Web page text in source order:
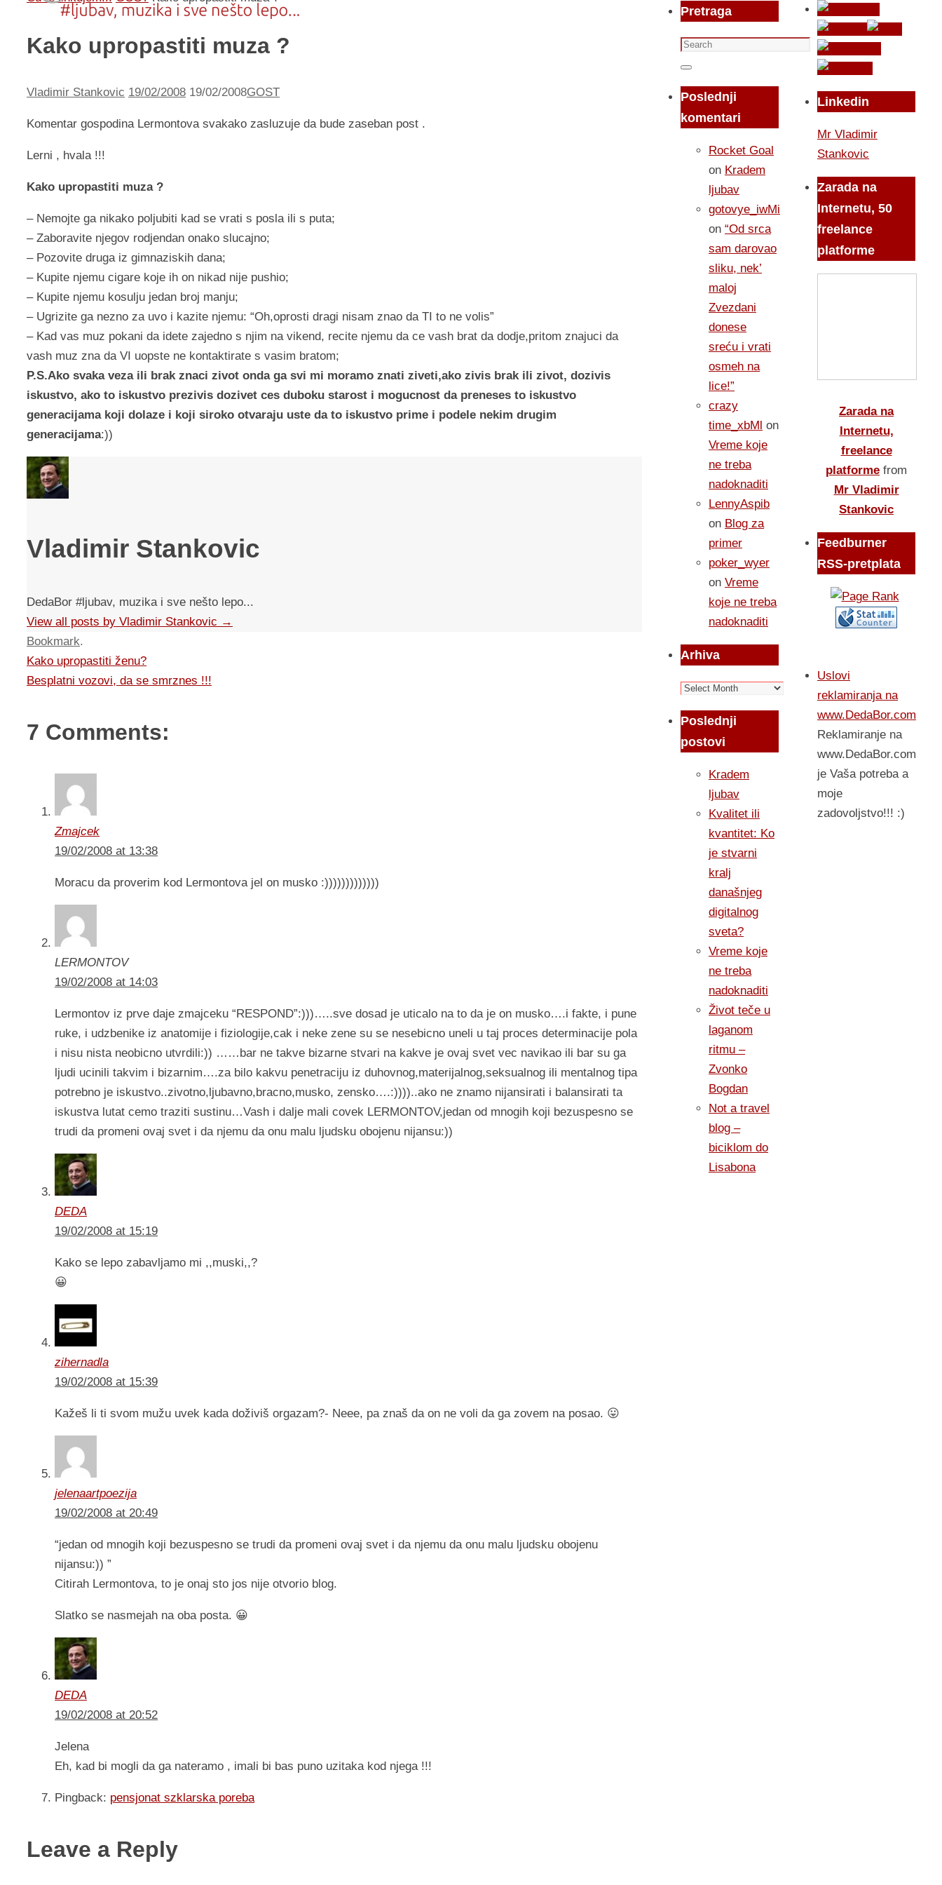
Kako upropastiti muza ?
Vladimir Stankovic 19/02/2008 19/02/2008GOST
Komentar gospodina Lermontova svakako zasluzuje da bude zaseban post .
Lerni , hvala !!!
Kako upropastiti muza ?
– Nemojte ga nikako poljubiti kad se vrati s posla ili s puta;
– Zaboravite njegov rodjendan onako slucajno;
– Pozovite druga iz gimnaziskih dana;
– Kupite njemu cigare koje ih on nikad nije pushio;
– Kupite njemu kosulju jedan broj manju;
– Ugrizite ga nezno za uvo i kazite njemu: “Oh,oprosti dragi nisam znao da TI to ne volis”
– Kad vas muz pokani da idete zajedno s njim na vikend, recite njemu da ce vash brat da dodje,pritom znajuci da
vash muz zna da VI uopste ne kontaktirate s vasim bratom;
P.S.Ako svaka veza ili brak znaci zivot onda ga svi mi moramo znati ziveti,ako zivis brak ili zivot, dozivis
iskustvo, ako to iskustvo prezivis dozivet ces duboku starost i mogucnost da preneses to iskustvo
generacijama koji dolaze i koji siroko otvaraju uste da to iskustvo prime i podele nekim drugim
generacijama:))
Vladimir Stankovic
DedaBor #ljubav, muzika i sve nešto lepo...
View all posts by Vladimir Stankovic →
Bookmark.
Kako upropastiti ženu?
Besplatni vozovi, da se smrznes !!!
7 Comments:
Zmajcek
19/02/2008 at 13:38
Moracu da proverim kod Lermontova jel on musko :)))))))))))))
LERMONTOV
19/02/2008 at 14:03
Lermontov iz prve daje zmajceku “RESPOND”:)))…..sve dosad je uticalo na to da je on musko….i fakte, i pune
ruke, i udzbenike iz anatomije i fiziologije,cak i neke zene su se nesebicno uneli u taj proces determinacije pola
i nisu nista neobicno utvrdili:)) ……bar ne takve bizarne stvari na kakve je ovaj svet vec navikao ili bar su ga
ljudi ucinili takvim i bizarnim….za bilo kakvu penetraciju iz duhovnog,materijalnog,seksualnog ili mentalnog tipa
potrebno je iskustvo..zivotno,ljubavno,bracno,musko, zensko….:))))..ako ne znamo nijansirati i balansirati ta
iskustva lutat cemo traziti sustinu…Vash i dalje mali covek LERMONTOV,jedan od mnogih koji bezuspesno se
trudi da promeni ovaj svet i da njemu da onu malu ljudsku obojenu nijansu:))
DEDA
19/02/2008 at 15:19
Kako se lepo zabavljamo mi ,,muski,,?
😀
zihernadla
19/02/2008 at 15:39
Kažeš li ti svom mužu uvek kada doživiš orgazam?- Neee, pa znaš da on ne voli da ga zovem na posao. 😛
jelenaartpoezija
19/02/2008 at 20:49
“jedan od mnogih koji bezuspesno se trudi da promeni ovaj svet i da njemu da onu malu ljudsku obojenu
nijansu:)) ”
Citirah Lermontova, to je onaj sto jos nije otvorio blog.
Slatko se nasmejah na oba posta. 😀
DEDA
19/02/2008 at 20:52
Jelena
Eh, kad bi mogli da ga nateramo , imali bi bas puno uzitaka kod njega !!!
Pingback: pensjonat szklarska poreba
Leave a Reply
Pretraga
Search
for:
Search
Poslednji
komentari
Rocket Goal
on Kradem
ljubav
gotovye_iwMi
on “Od srca
sam darovao
sliku, nek’
maloj
Zvezdani
donese
sreću i vrati
osmeh na
lice!”
crazy
time_xbMl on
Vreme koje
ne treba
nadoknaditi
LennyAspib
on Blog za
primer
poker_wyer
on Vreme
koje ne treba
nadoknaditi
Arhiva
Arhiva
Poslednji
postovi
Kradem
ljubav
Kvalitet ili
kvantitet: Ko
je stvarni
kralj
današnjeg
digitalnog
sveta?
Vreme koje
ne treba
nadoknaditi
Život teče u
laganom
ritmu –
Zvonko
Bogdan
Not a travel
blog –
biciklom do
Lisabona
Linkedin
Mr Vladimir
Stankovic
Zarada na
Internetu, 50
freelance
platforme
Zarada na
Internetu,
freelance
platforme from
Mr Vladimir
Stankovic
Feedburner
RSS-pretplata
Uslovi
reklamiranja na
www.DedaBor.com
Reklamiranje na
www.DedaBor.com
je Vaša potreba a
moje
zadovoljstvo!!! :)